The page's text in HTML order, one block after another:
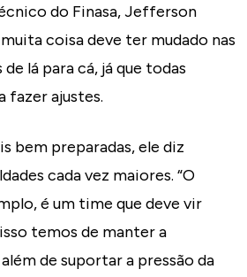
do Finasa, Jefferson
coisa deve ter mudado nas
lá para cá, já que todas
fazer ajustes.
bem preparadas, ele diz
cada vez maiores. “O
é um time que deve vir
temos de manter a
de suportar a pressão da